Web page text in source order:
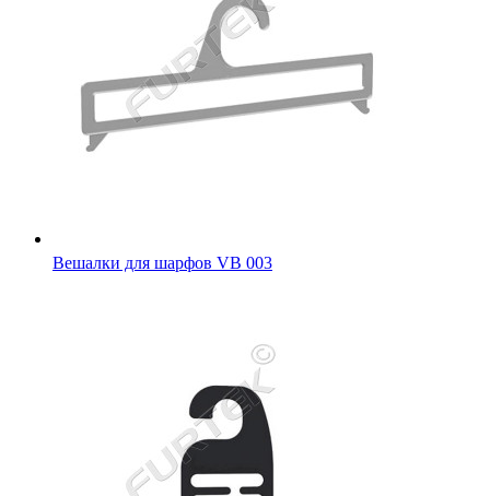
Вешалки для шарфов VB 003